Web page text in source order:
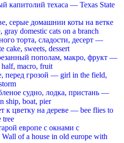
капитолий техаса — Texas State
серые домашнии коты на ветке
domestic cats on a branch
торта, сладости, десерт —
cake, sweets, dessert
пополам, макро, фрукт —
macro, fruit
перед грозой — girl in the field,
судно, лодка, пристань —
ship, boat, pier
к цветку на дереве — bee flies to
tree
европе с окнами с
of a house in old europe with